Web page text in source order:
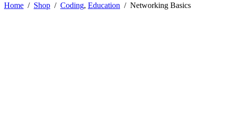
Home / Shop / Coding, Education / Networking Basics